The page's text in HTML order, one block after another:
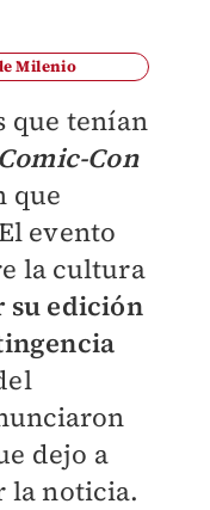
Milenio
que tenían
Comic-Con
que
evento
la cultura
su edición
dejo a
la noticia.